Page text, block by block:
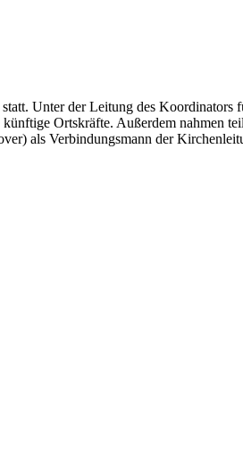
Unter der Leitung des
Ortskräfte. Außerdem nahmen
als Verbindungsmann der